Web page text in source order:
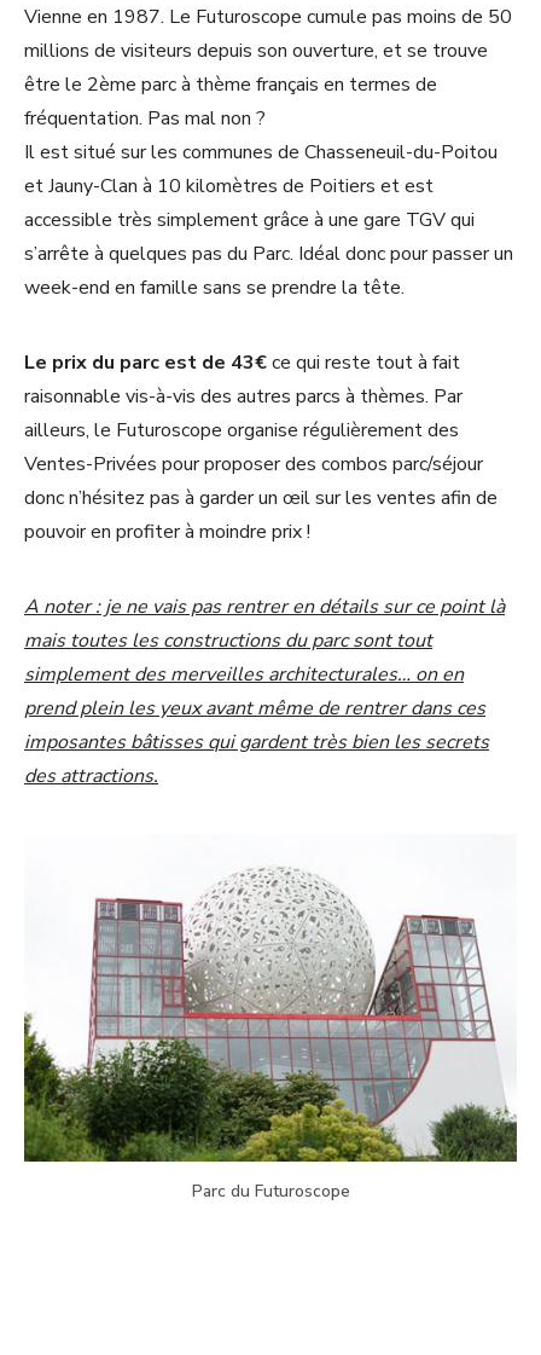
Vienne en 1987. Le Futuroscope cumule pas moins de 50
millions de visiteurs depuis son ouverture, et se trouve
être le 2ème parc à thème français en termes de
fréquentation. Pas mal non ?
Il est situé sur les communes de Chasseneuil-du-Poitou
et Jauny-Clan à 10 kilomètres de Poitiers et est
accessible très simplement grâce à une gare TGV qui
s’arrête à quelques pas du Parc. Idéal donc pour passer un
week-end en famille sans se prendre la tête.
Le prix du parc est de 43€ce qui reste tout à fait
raisonnable vis-à-vis des autres parcs à thèmes. Par
ailleurs, le Futuroscope organise régulièrement des
Ventes-Privées pour proposer des combos parc/séjour
donc n’hésitez pas à garder un œil sur les ventes afin de
pouvoir en profiter à moindre prix !
A noter : je ne vais pas rentrer en détails sur ce point là
mais toutes les constructions du parc sont tout
simplement des merveilles architecturales… on en
prend plein les yeux avant même de rentrer dans ces
imposantes bâtisses qui gardent très bien les secrets
des attractions.
Parc du Futuroscope